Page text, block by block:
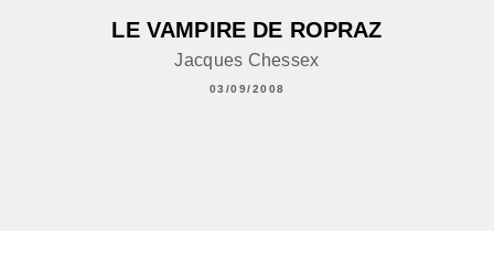
LE VAMPIRE DE ROPRAZ
Jacques Chessex
03/09/2008